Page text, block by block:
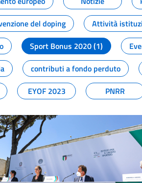
del doping Attività
Sport Bonus 2020 (1)
contributi a fondo perduto
EYOF 2023 PNRR